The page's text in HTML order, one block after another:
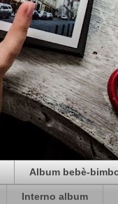
Album bebè-
Interno album